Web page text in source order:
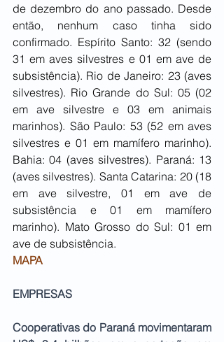
de dezembro do ano passado. Desde
então, nenhum caso tinha sido
confirmado. Espírito Santo: 32 (sendo
31 em aves silvestres e 01 em ave de
subsistência). Rio de Janeiro: 23 (aves
silvestres). Rio Grande do Sul: 05 (02
em ave silvestre e 03 em animais
marinhos). São Paulo: 53 (52 em aves
silvestres e 01 em mamífero marinho).
Bahia: 04 (aves silvestres). Paraná: 13
(aves silvestres). Santa Catarina: 20 (18
em ave silvestre, 01 em ave de
subsistência e 01 em mamífero
marinho). Mato Grosso do Sul: 01 em
ave de subsistência.
MAPA
EMPRESAS
Cooperativas do Paraná movimentaram